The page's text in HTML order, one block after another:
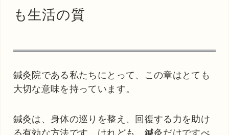
も生活の質
鍼灸院である私たちにとって、この章はとても
大切な意味を持っています。
鍼灸は、身体の巡りを整え、回復する力を助け
る有効な方法です。けれども、鍼灸だけですべ